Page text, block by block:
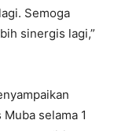
Semoga
sinergis lagi,”
selama 1